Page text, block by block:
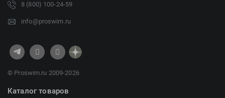
8 (800) 100-24-59
info@proswim.ru
© Proswim.ru 2009-2026
Каталог товаров